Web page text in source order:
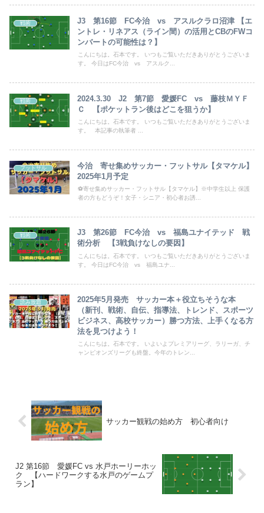
戦術
J3 第16節 FC今治 vs アスルクラロ沼津 【エ
ントレ・リネアス（ライン間）の活用とCBのFWコ
ンバートの可能性は？】
こんにちは。石本です。 いつもご覧いただきありがとうございま
す。 今日はFC今治 vs アスルク...
戦術
2024.3.30 J2 第7節 愛媛FC vs 藤枝ＭＹＦ
Ｃ 【ポケットラン後はどこを狙うか】
こんにちは。石本です。 いつもご覧いただきありがとうございま
す。 本記事の執筆者 ...
フットサル
今治 寄せ集めサッカー・フットサル【タマケル】
2025年1月予定
⚽寄せ集めサッカー・フットサル【タマケル】※中学生以上 保護
者の方もどうぞ！女子・シニア・初心者お誘...
戦術
J3 第26節 FC今治 vs 福島ユナイテッド 戦
術分析 【3戦負けなしの要因】
こんにちは。石本です。 いつもご覧いただきありがとうございま
す。 今日はFC今治 vs 福島ユナ...
読み放題
2025年5月発売 サッカー本＋役立ちそうな本
（新刊、戦術、自伝、指導法、トレンド、スポーツ
ビジネス、高校サッカー）勝つ方法、上手くなる方
法を見つけよう！
こんにちは。石本です。 いよいよプレミアリーグ、ラリーガ、チ
ャンピオンズリーグも終盤。今年のトレン...
サッカー観戦の始め方 初心者向け
J2 第16節 愛媛FC vs 水戸ホーリーホッ
ク 【ハードワークする水戸のゲームプ
ラン】